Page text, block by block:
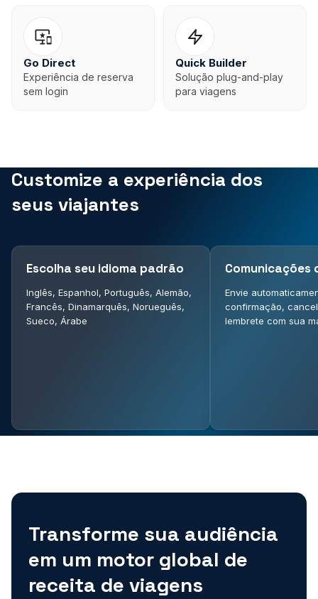
Go Direct
Experiência de reserva
sem login
Quick Builder
Solução plug-and-play
para viagens
Customize a experiência dos
seus viajantes
Escolha seu idioma padrão
Inglês, Espanhol, Português, Alemão,
Francês, Dinamarquês, Norueguês,
Sueco, Árabe
Comunicações
Envie
confirmação,
lembrete com sua
Transforme sua audiência
em um motor global de
receita de viagens